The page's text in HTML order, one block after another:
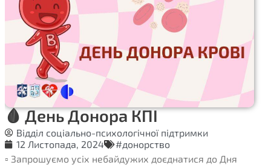
🩸 День Донора КПІ
Відділ соціально-психологічної підтримки
12 Листопада, 2024
#донорство
▫️ Запрошуємо усіх небайдужих доєднатися до Дня